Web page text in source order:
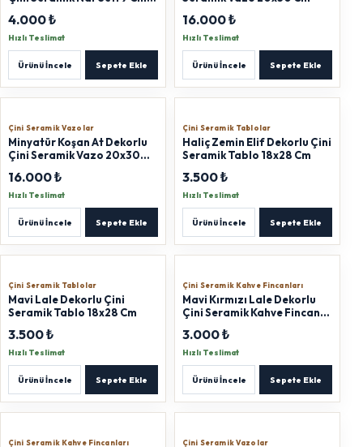
4.000 ₺
Hızlı Teslimat
Ürünü İncele Sepete Ekle
16.000 ₺
Hızlı Teslimat
Ürünü İncele Sepete Ekle
Çini Seramik Vazolar
Minyatür Koşan At Dekorlu
Çini Seramik Vazo 20x30
16.000 ₺
Hızlı Teslimat
Ürünü İncele Sepete Ekle
Çini Seramik Tablolar
Haliç Zemin Elif Dekorlu Çini
Seramik Tablo 18x28 Cm
3.500 ₺
Hızlı Teslimat
Ürünü İncele Sepete Ekle
Çini Seramik Tablolar
Mavi Lale Dekorlu Çini
Seramik Tablo 18x28 Cm
3.500 ₺
Hızlı Teslimat
Ürünü İncele Sepete Ekle
Çini Seramik Kahve Fincanları
Mavi Kırmızı Lale Dekorlu
Çini Seramik Kahve Fincanı
F:6x8cm L:5cm
3.000 ₺
Hızlı Teslimat
Ürünü İncele Sepete Ekle
Çini Seramik Kahve Fincanları Çini Seramik Vazolar